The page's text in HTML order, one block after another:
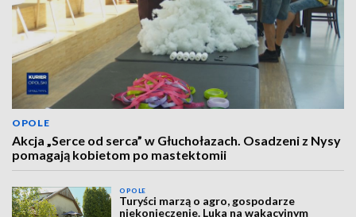
OPOLE
Akcja „Serce od serca” w Głuchołazach. Osadzeni z Nysy
pomagają kobietom po mastektomii
OPOLE
Turyści marzą o agro, gospodarze
niekonieczenie. Luka na wakacyjnym